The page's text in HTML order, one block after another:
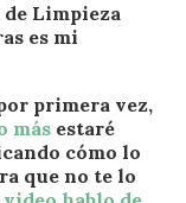
Limpieza
es mi
primera vez,
más estaré
cómo lo
que no te lo